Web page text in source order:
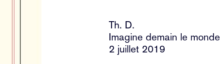
Th. D.
Imagine demain le monde
2 juillet 2019